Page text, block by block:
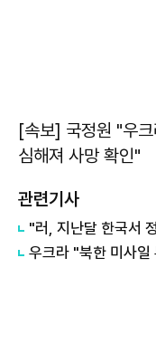
[속보] 국정원 "우
심해져 사망 확인"
관련기사